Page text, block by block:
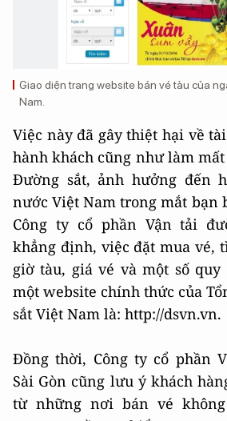
Giao diện trang website bán vé tàu của
Nam.
Việc này đã gây thiệt hại về
hành khách cũng như làm
Đường sắt, ảnh hưởng đến
nước Việt Nam trong mắt bạn
Công ty cổ phần Vận tải
khẳng định, việc đặt mua vé,
giờ tàu, giá vé và một số
một website chính thức của
sắt Việt Nam là: http://dsvn.vn.
Đồng thời, Công ty cổ phần
Sài Gòn cũng lưu ý khách
từ những nơi bán vé